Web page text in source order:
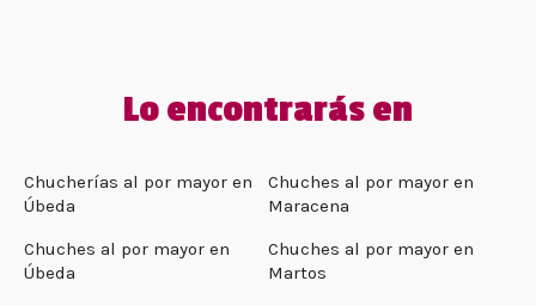
Lo encontrarás en
Chucherías al por mayor en
Úbeda
Chuches al por mayor en
Maracena
Chuches al por mayor en
Úbeda
Chuches al por mayor en
Martos